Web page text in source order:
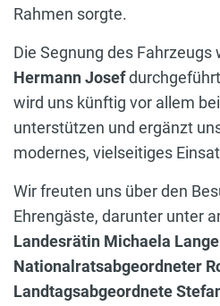
Rahmen sorgte.
Die Segnung des Fahrzeugs
Hermann Josef
wird uns künftig vor allem
unterstützen und ergänzt
modernes, vielseitiges
Wir freuten uns über den
Ehrengäste, darunter unter
Landesrätin Michaela
Nationalratsabgeordneter
Landtagsabgeordnete